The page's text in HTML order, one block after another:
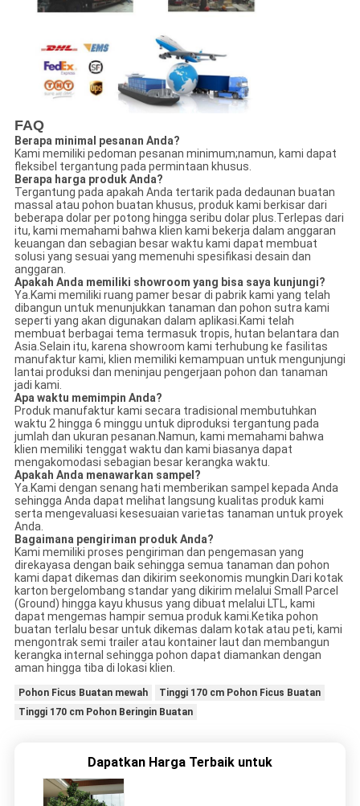
FAQ
Berapa minimal pesanan Anda?
Kami memiliki pedoman pesanan minimum;namun, kami dapat
fleksibel tergantung pada permintaan khusus.
Berapa harga produk Anda?
Tergantung pada apakah Anda tertarik pada dedaunan buatan
massal atau pohon buatan khusus, produk kami berkisar dari
beberapa dolar per potong hingga seribu dolar plus.Terlepas dari
itu, kami memahami bahwa klien kami bekerja dalam anggaran
keuangan dan sebagian besar waktu kami dapat membuat
solusi yang sesuai yang memenuhi spesifikasi desain dan
anggaran.
Apakah Anda memiliki showroom yang bisa saya kunjungi?
Ya.Kami memiliki ruang pamer besar di pabrik kami yang telah
dibangun untuk menunjukkan tanaman dan pohon sutra kami
seperti yang akan digunakan dalam aplikasi.Kami telah
membuat berbagai tema termasuk tropis, hutan belantara dan
Asia.Selain itu, karena showroom kami terhubung ke fasilitas
manufaktur kami, klien memiliki kemampuan untuk mengunjungi
lantai produksi dan meninjau pengerjaan pohon dan tanaman
jadi kami.
Apa waktu memimpin Anda?
Produk manufaktur kami secara tradisional membutuhkan
waktu 2 hingga 6 minggu untuk diproduksi tergantung pada
jumlah dan ukuran pesanan.Namun, kami memahami bahwa
klien memiliki tenggat waktu dan kami biasanya dapat
mengakomodasi sebagian besar kerangka waktu.
Apakah Anda menawarkan sampel?
Ya.Kami dengan senang hati memberikan sampel kepada Anda
sehingga Anda dapat melihat langsung kualitas produk kami
serta mengevaluasi kesesuaian varietas tanaman untuk proyek
Anda.
Bagaimana pengiriman produk Anda?
Kami memiliki proses pengiriman dan pengemasan yang
direkayasa dengan baik sehingga semua tanaman dan pohon
kami dapat dikemas dan dikirim seekonomis mungkin.Dari kotak
karton bergelombang standar yang dikirim melalui Small Parcel
(Ground) hingga kayu khusus yang dibuat melalui LTL, kami
dapat mengemas hampir semua produk kami.Ketika pohon
buatan terlalu besar untuk dikemas dalam kotak atau peti, kami
mengontrak semi trailer atau kontainer laut dan membangun
kerangka internal sehingga pohon dapat diamankan dengan
aman hingga tiba di lokasi klien.
Pohon Ficus Buatan mewah
Tinggi 170 cm Pohon Ficus Buatan
Tinggi 170 cm Pohon Beringin Buatan
Dapatkan Harga Terbaik untuk